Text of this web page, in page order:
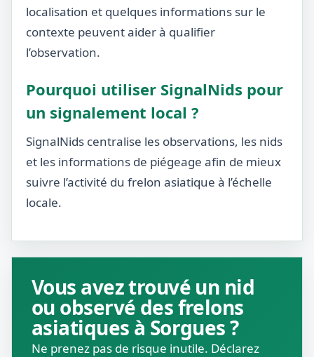
localisation et quelques informations sur le
contexte peuvent aider à qualifier
l’observation.
Pourquoi utiliser SignalNids pour
un signalement local ?
SignalNids centralise les observations, les nids
et les informations de piégeage afin de mieux
suivre l’activité du frelon asiatique à l’échelle
locale.
Vous avez trouvé un nid
ou observé des frelons
asiatiques à Sorgues ?
Ne prenez pas de risque inutile. Déclarez